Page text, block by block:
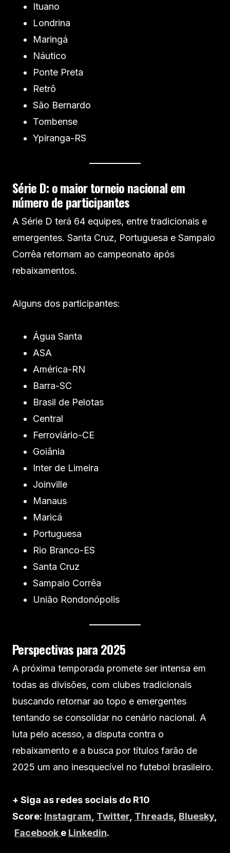
Ituano
Londrina
Maringá
Náutico
Ponte Preta
Retrô
São Bernardo
Tombense
Ypiranga-RS
Série D: o maior torneio nacional em
número de participantes
A Série D terá 64 equipes, entre tradicionais e
emergentes. Santa Cruz, Portuguesa e Sampaio
Corrêa retornam ao campeonato após
rebaixamentos.
Alguns dos participantes:
Água Santa
ASA
América-RN
Barra-SC
Brasil de Pelotas
Central
Ferroviário-CE
Goiânia
Inter de Limeira
Joinville
Manaus
Maricá
Portuguesa
Rio Branco-ES
Santa Cruz
Sampaio Corrêa
União Rondonópolis
Perspectivas para 2025
A próxima temporada promete ser intensa em
todas as divisões, com clubes tradicionais
buscando retornar ao topo e emergentes
tentando se consolidar no cenário nacional. A
luta pelo acesso, a disputa contra o
rebaixamento e a busca por títulos farão de
2025 um ano inesquecível no futebol brasileiro.
+ Siga as redes sociais do R10
Score: Instagram Twitter Threads Bluesky,
Facebook e Linkedin.